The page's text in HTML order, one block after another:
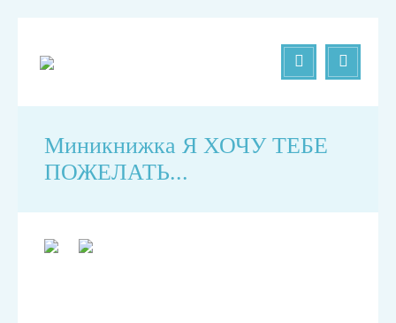
Миникнижка Я ХОЧУ ТЕБЕ
ПОЖЕЛАТЬ...